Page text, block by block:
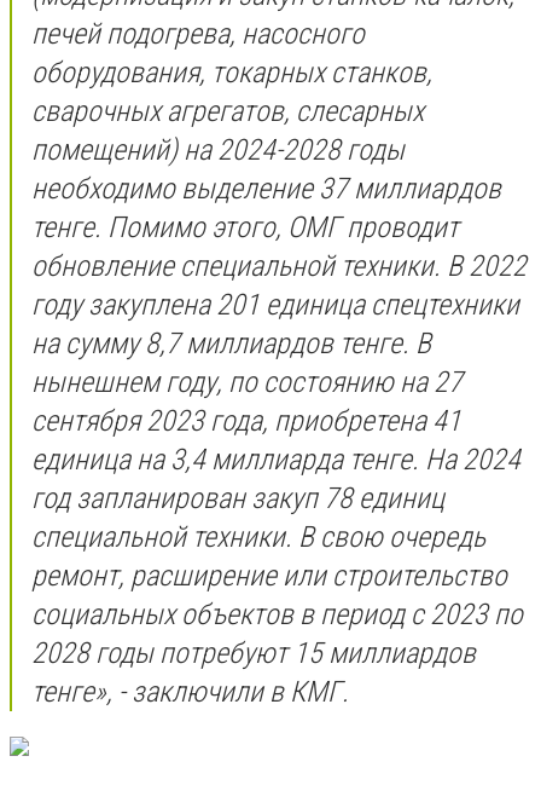
печей подогрева, насосного
оборудования, токарных станков,
сварочных агрегатов, слесарных
помещений) на 2024-2028 годы
необходимо выделение 37 миллиардов
тенге. Помимо этого, ОМГ проводит
обновление специальной техники. В 2022
году закуплена 201 единица спецтехники
на сумму 8,7 миллиардов тенге. В
нынешнем году, по состоянию на 27
сентября 2023 года, приобретена 41
единица на 3,4 миллиарда тенге. На 2024
год запланирован закуп 78 единиц
специальной техники. В свою очередь
ремонт, расширение или строительство
социальных объектов в период с 2023 по
2028 годы потребуют 15 миллиардов
тенге», - заключили в КМГ.